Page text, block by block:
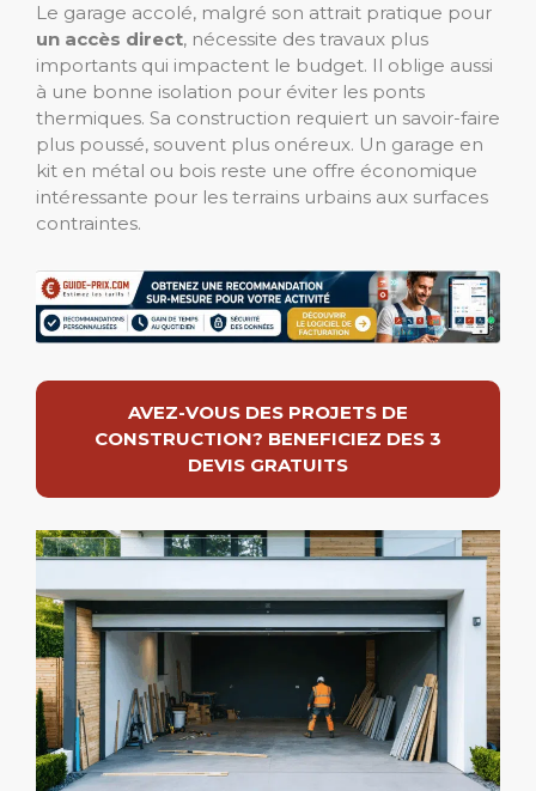
Le garage accolé, malgré son attrait pratique pour
un accès direct, nécessite des travaux plus
importants qui impactent le budget. Il oblige aussi
à une bonne isolation pour éviter les ponts
thermiques. Sa construction requiert un savoir-faire
plus poussé, souvent plus onéreux. Un garage en
kit en métal ou bois reste une offre économique
intéressante pour les terrains urbains aux surfaces
contraintes.
AVEZ-VOUS DES PROJETS DE
CONSTRUCTION? BENEFICIEZ DES 3
DEVIS GRATUITS